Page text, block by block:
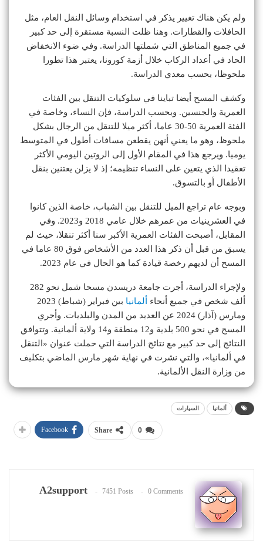
ولم يكن هناك تغيير يذكر في استخدام وسائل النقل العام، مثل
الحافلات والقطارات. وهنا ظلت النسبة مستقرة إلى حد كبير
في جميع المناطق التي شملتها الدراسة. وفي ضوء الانخفاض
الحاد في أعداد الركاب خلال أزمة كورونا، يعتبر هذا تطورا
ملحوظا، بحسب معدي الدراسة.
وكشف المسح أيضا تباينا في سلوكيات التنقل بين الفئات
العمرية والجنسين. وبحسب الدراسة، فإن النساء، وخاصة في
الفئة العمرية 50-30 عاما، أكثر ميلا للتنقل من الرجال بشكل
ملحوظ، وهو ما يعني أنهن يقطعن مسافات أطول في المتوسط
يوميا. ويرجع هذا في المقام الأول إلى الروتين اليومي الأكثر
تعقيدا الذي يتعين على النساء تنظيمه؛ إذ لا يزلن يعتنين بنقل
الأطفال أو بالتسوق.
وبوجه عام تراجع الميل للتنقل بين الشباب، خاصة الذين كانوا
في العشرينيات من عمرهم خلال عامي 2018 و2023. وفي
المقابل، أصبحت الفئات العمرية الأكبر سنا أكثر تنقلا، حيث لم
يسبق من قبل أن ذكر هذا العدد من الأشخاص فوق 80 عاما في
المسح أن لديهم رخصة قيادة كما هو الحال في عام 2023.
ولإجراء الدراسة، أجرت جامعة دريسدن مسحا شمل نحو 282
ألف شخص في جميع أنحاء
ألمانيا
بين فبراير (شباط) 2023
ومارس (آذار) 2024 عن العديد من المدن والبلديات. وأجري
المسح في نحو 500 بلدية و12 منطقة و14 ولاية ألمانية. وتتوافق
النتائج إلى حد كبير مع نتائج الدراسة التي حملت عنوان «التنقل
في ألمانيا»، والتي نشرت في نهاية شهر مارس الماضي بتكليف
من وزارة النقل الألمانية.
ألمانيا السيارات
0
Share
Facebook
A2support 7451 Posts 0 Comments